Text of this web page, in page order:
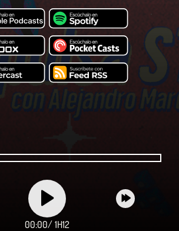
00:00/ 1H12